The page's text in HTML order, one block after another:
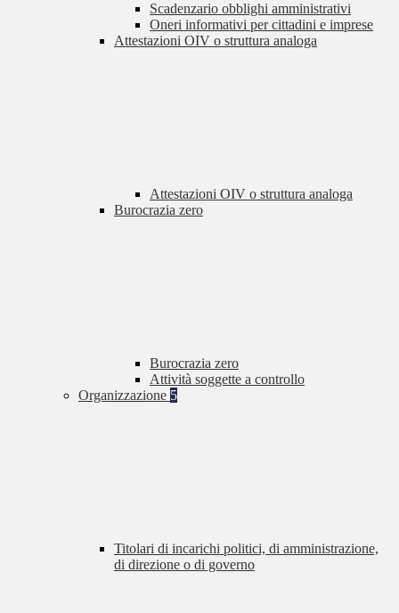
Scadenzario obblighi amministrativi
Oneri informativi per cittadini e imprese
Attestazioni OIV o struttura analoga
Attestazioni OIV o struttura analoga
Burocrazia zero
Burocrazia zero
Attività soggette a controllo
Organizzazione 5
Titolari di incarichi politici, di amministrazione,
di direzione o di governo